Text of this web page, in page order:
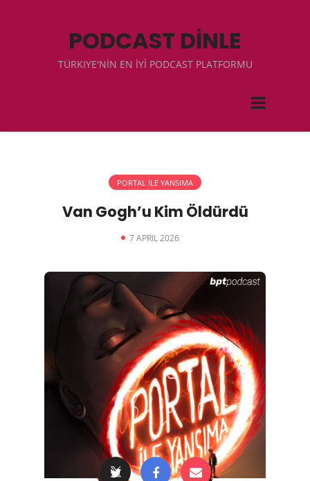
PODCAST DİNLE
TÜRKIYE'NİN EN İYİ PODCAST PLATFORMU
PORTAL İLE YANSIMA
Van Gogh’u Kim Öldürdü
7 APRIL 2026